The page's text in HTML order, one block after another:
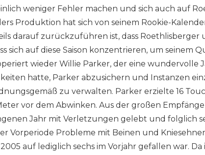
weniger Fehler machen und sich auch auf
Produktion hat sich von seinem Rookie-
darauf zurückzuführen ist, dass Roethlisberger
sich auf diese Saison konzentrieren, um seinem
wieder Willie Parker, der eine wundervolle
hatte, Parker abzusichern und Instanzen
zu verwalten. Parker erzielte 16
vor dem Abwinken. Aus der großen
Jahr mit Verletzungen gelebt und folglich
Vorperiode Probleme mit Beinen und
2005 auf lediglich sechs im Vorjahr gefallen war.